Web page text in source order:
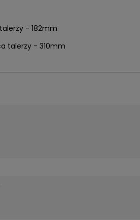
- 182mm
talerzy - 310mm